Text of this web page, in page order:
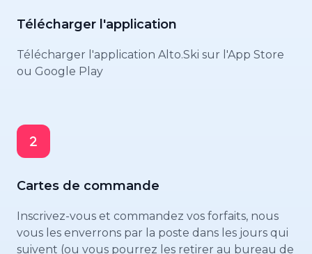
Télécharger l'application
Télécharger l'application Alto.Ski sur l'App Store
ou Google Play
Cartes de commande
Inscrivez-vous et commandez vos forfaits, nous
vous les enverrons par la poste dans les jours qui
suivent (ou vous pourrez les retirer au bureau de